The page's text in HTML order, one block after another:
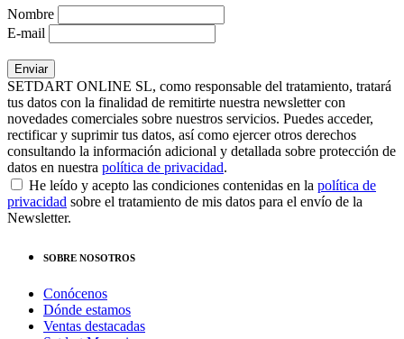
Nombre
E-mail
SETDART ONLINE SL, como responsable del tratamiento, tratará
tus datos con la finalidad de remitirte nuestra newsletter con
novedades comerciales sobre nuestros servicios. Puedes acceder,
rectificar y suprimir tus datos, así como ejercer otros derechos
consultando la información adicional y detallada sobre protección de
datos en nuestra política de privacidad.
He leído y acepto las condiciones contenidas en la política de
privacidad sobre el tratamiento de mis datos para el envío de la
Newsletter.
SOBRE NOSOTROS
Conócenos
Dónde estamos
Ventas destacadas